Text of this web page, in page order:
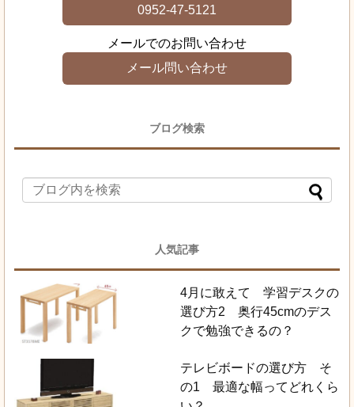
0952-47-5121
メールでのお問い合わせ
メール問い合わせ
ブログ検索
人気記事
4月に敢えて 学習デスクの
選び方2 奥行45cmのデス
クで勉強できるの？
テレビボードの選び方 そ
の1 最適な幅ってどれくら